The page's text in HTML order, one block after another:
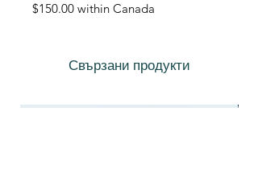
$150.00 within Canada
Свързани продукти